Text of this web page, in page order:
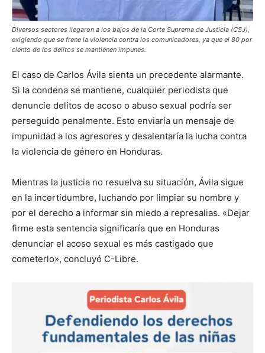
Diversos sectores llegaron a los bajos de la Corte Suprema de Justicia (CSJ),
exigiendo que se frene la violencia contra los comunicadores, ya que el 80 por
ciento de los delitos se mantienen impunes.
El caso de Carlos Ávila sienta un precedente alarmante.
Si la condena se mantiene, cualquier periodista que
denuncie delitos de acoso o abuso sexual podría ser
perseguido penalmente. Esto enviaría un mensaje de
impunidad a los agresores y desalentaría la lucha contra
la violencia de género en Honduras.
Mientras la justicia no resuelva su situación, Ávila sigue
en la incertidumbre, luchando por limpiar su nombre y
por el derecho a informar sin miedo a represalias. «Dejar
firme esta sentencia significaría que en Honduras
denunciar el acoso sexual es más castigado que
cometerlo», concluyó C-Libre.